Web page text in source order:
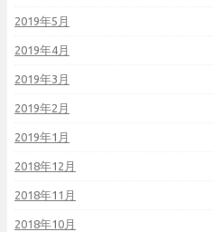
2019年5月
2019年4月
2019年3月
2019年2月
2019年1月
2018年12月
2018年11月
2018年10月